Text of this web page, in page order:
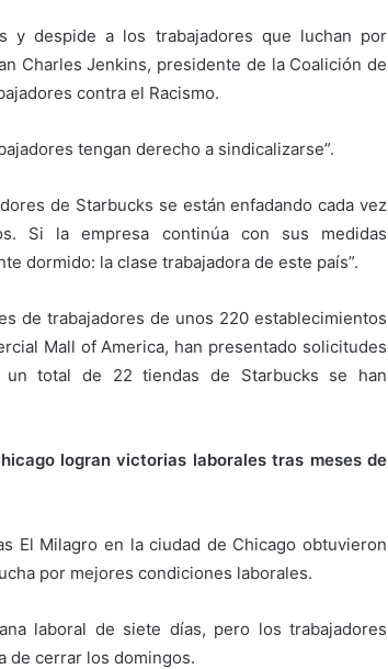
y despide a los trabajadores que luchan por
Charles Jenkins, presidente de la Coalición de
contra el Racismo.
tengan derecho a sindicalizarse”.
de Starbucks se están enfadando cada vez
Si la empresa continúa con sus medidas
dormido: la clase trabajadora de este país”.
de trabajadores de unos 220 establecimientos
Mall of America, han presentado solicitudes
un total de 22 tiendas de Starbucks se han
logran victorias laborales tras meses de
El Milagro en la ciudad de Chicago obtuvieron
por mejores condiciones laborales.
laboral de siete días, pero los trabajadores
de cerrar los domingos.